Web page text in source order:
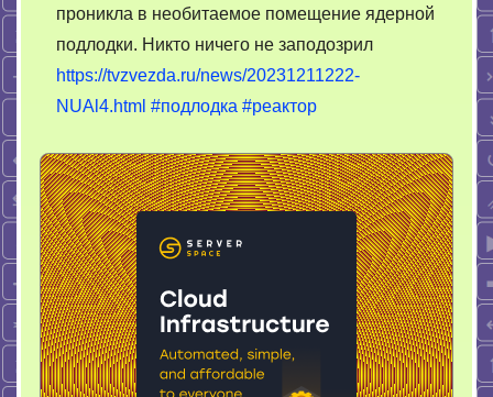
проникла
помещение
подлодки
проникла в необитаемое помещение ядерной
подлодки. Никто ничего не заподозрил
https://tvzvezda.ru/news/20231211222-
NUAl4.html #подлодка #реактор